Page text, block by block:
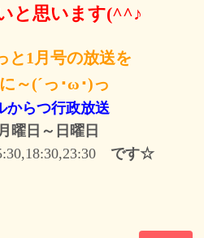
と思います(^^♪
と1 月号の放送を
～(´っ･ω･)っ
からつ行政放送
曜日～日曜日
です☆